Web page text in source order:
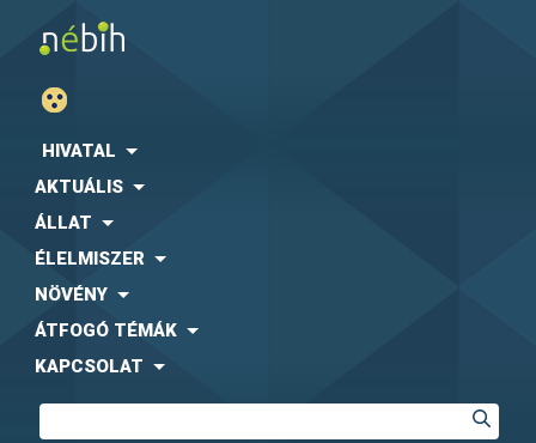
HIVATAL
AKTUÁLIS
ÁLLAT
ÉLELMISZER
NÖVÉNY
ÁTFOGÓ TÉMÁK
KAPCSOLAT